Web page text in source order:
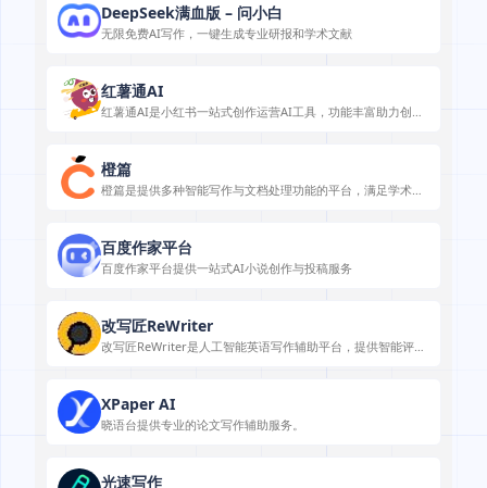
DeepSeek满血版 – 问小白
无限免费AI写作，一键生成专业研报和学术文献
红薯通AI
红薯通AI是小红书一站式创作运营AI工具，功能丰富助力创作
橙篇
橙篇是提供多种智能写作与文档处理功能的平台，满足学术、
百度作家平台
百度作家平台提供一站式AI小说创作与投稿服务
改写匠ReWriter
改写匠ReWriter是人工智能英语写作辅助平台，提供智能评
XPaper AI
晓语台提供专业的论文写作辅助服务。
光速写作